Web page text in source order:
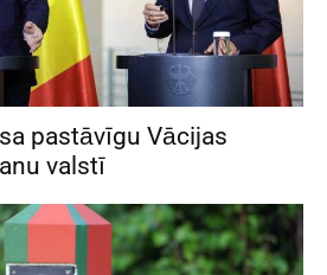
pastāvīgu Vācijas
valstī